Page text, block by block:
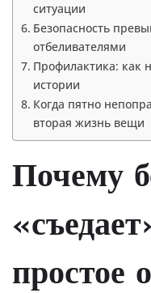
ситуации
Безопасность
отбеливателями
Профилактика: как
истории
Когда пятно
вторая жизнь вещи
Почему
простое